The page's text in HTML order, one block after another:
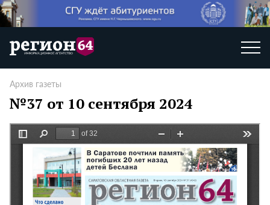
Архив газеты
№37 от 10 сентября 2024